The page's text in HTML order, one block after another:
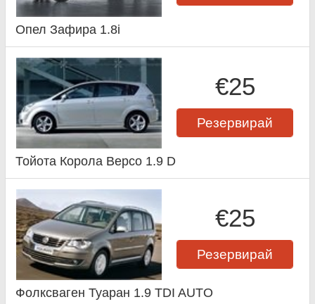
Опел Зафира 1.8i
€25
Резервирай
Тойота Корола Версо 1.9 D
€25
Резервирай
Фолксваген Туаран 1.9 TDI AUTO